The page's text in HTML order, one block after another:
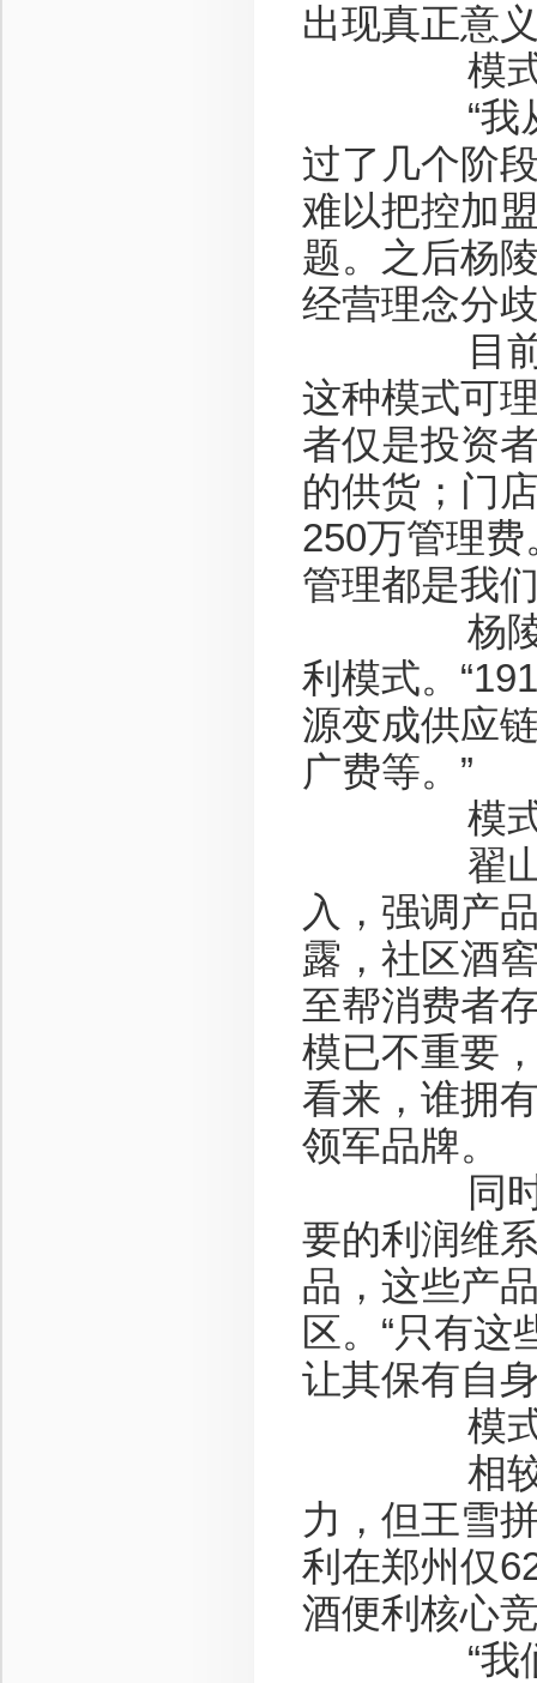
出现真正意
模式
“我从
过了几个阶
难以把控加
题。之后杨
经营理念分
目前直管
这种模式可
者仅是投资
的供货；门
250万管理
管理都是我
杨陵江打
利模式。
源变成供应
广费等。”
模式
翟山的社
入，强调产
露，社区酒
至帮消费者
模已不重要
看来，谁拥
领军品牌。
同时，在
要的利润维
品，这些产
区。“只有这
让其保有自
模式
相较之下
力，但王雪
利在郑州仅
酒便利核心
“我们测